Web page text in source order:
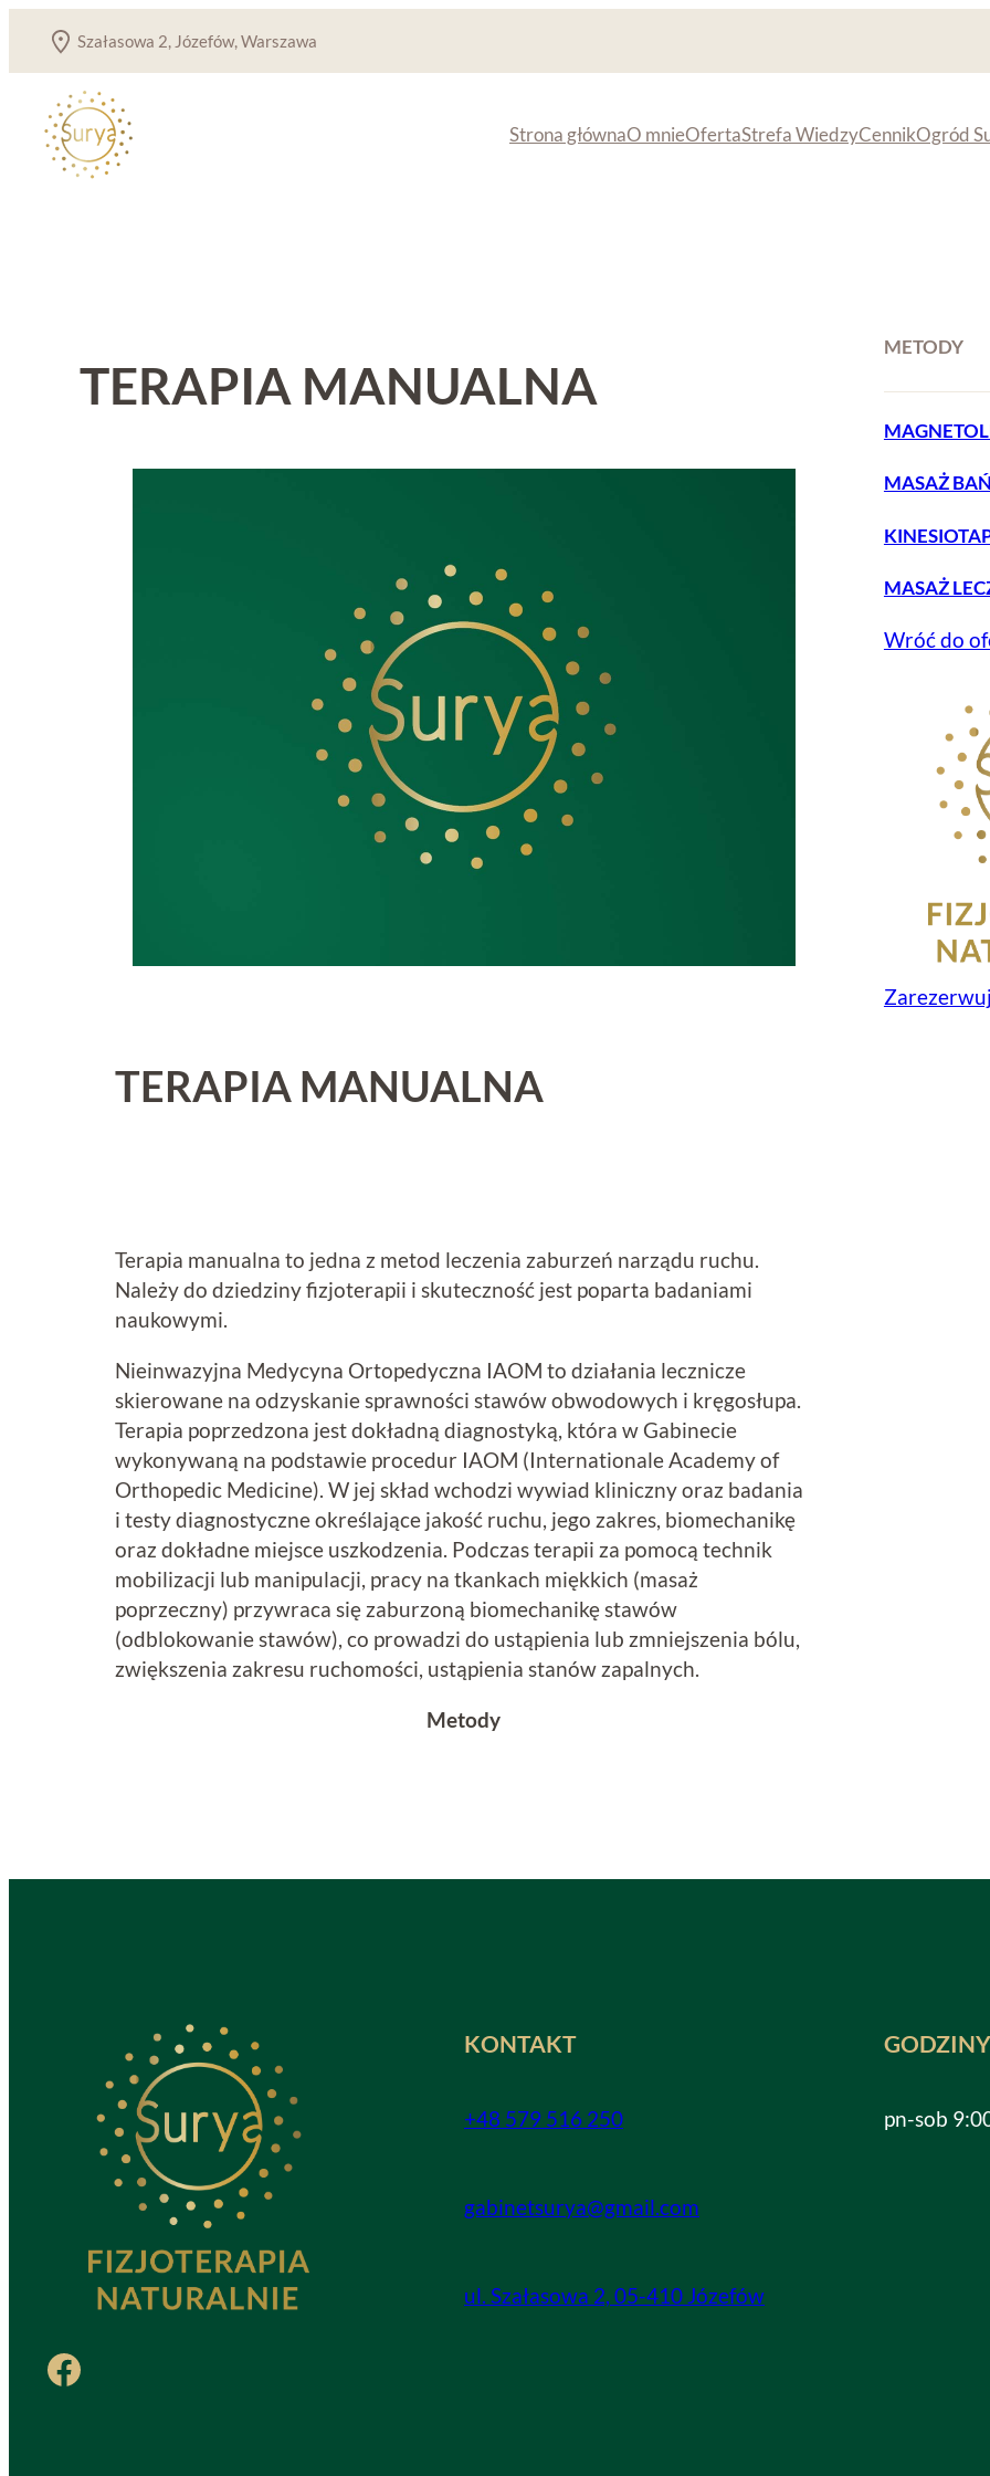
Szałasowa 2, Józefów, Warszawa
Strona głównaO mnieOfertaStrefa WiedzyCennikOgród
TERAPIA MANUALNA
TERAPIA MANUALNA
Terapia manualna to jedna z metod leczenia zaburzeń narządu ruchu.
Należy do dziedziny fizjoterapii i skuteczność jest poparta badaniami
naukowymi.
Nieinwazyjna Medycyna Ortopedyczna IAOM to działania lecznicze
skierowane na odzyskanie sprawności stawów obwodowych i kręgosłupa.
Terapia poprzedzona jest dokładną diagnostyką, która w Gabinecie
wykonywaną na podstawie procedur IAOM (Internationale Academy of
Orthopedic Medicine). W jej skład wchodzi wywiad kliniczny oraz badania
i testy diagnostyczne określające jakość ruchu, jego zakres, biomechanikę
oraz dokładne miejsce uszkodzenia. Podczas terapii za pomocą technik
mobilizacji lub manipulacji, pracy na tkankach miękkich (masaż
poprzeczny) przywraca się zaburzoną biomechanikę stawów
(odblokowanie stawów), co prowadzi do ustąpienia lub zmniejszenia bólu,
zwiększenia zakresu ruchomości, ustąpienia stanów zapalnych.
Metody
METODY
MASAŻ
MASAŻ
Wróć do
Facebook
KONTAKT
+48 579 516 250
gabinetsurya@gmail.com
ul. Szałasowa 2, 05-410 Józefów
pn-sob